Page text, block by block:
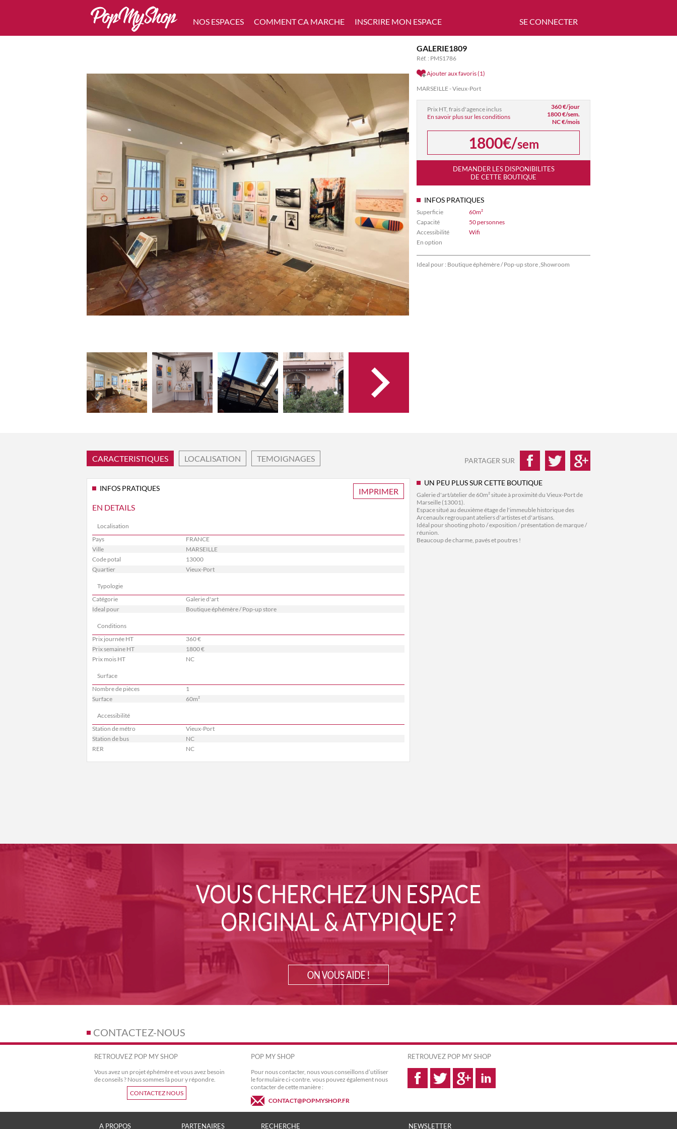
NOS ESPACES COMMENT CA MARCHE INSCRIRE MON ESPACE SE CONNECTER
GALERIE1809
Réf. : PMS1786
Ajouter aux favoris (1)
MARSEILLE - Vieux-Port
Prix HT, frais d'agence inclus
En savoir plus sur les conditions
360 €/jour
1800 €/sem.
NC €/mois
1800€/sem
DEMANDER LES DISPONIBILITES
DE CETTE BOUTIQUE
INFOS PRATIQUES
Superficie
60m²
Capacité
50 personnes
Accessibilité
Wifi
En option
Ideal pour : Boutique éphémère / Pop-up store ,Showroom
CARACTERISTIQUES LOCALISATION TEMOIGNAGES PARTAGER SUR
IMPRIMER
INFOS PRATIQUES
EN DETAILS
Localisation
Pays
FRANCE
Ville
MARSEILLE
Code potal
13000
Quartier
Vieux-Port
Typologie
Catégorie
Galerie d'art
Ideal pour
Boutique éphémère / Pop-up store
Conditions
Prix journée HT
360 €
Prix semaine HT
1800 €
Prix mois HT
NC
Surface
Nombre de pièces
1
Surface
60m²
Accessibilité
Station de métro
Vieux-Port
Station de bus
NC
RER
NC
UN PEU PLUS SUR CETTE BOUTIQUE
Galerie d'art/atelier de 60m² située à proximité du Vieux-Port de
Marseille (13001).
Espace situé au deuxième étage de l'immeuble historique des
Arcenaulx regroupant ateliers d'artistes et d'artisans.
Idéal pour shooting photo / exposition / présentation de marque /
réunion.
Beaucoup de charme, pavés et poutres !
CONTACTEZ-NOUS
RETROUVEZ POP MY SHOP
Vous avez un projet éphémère et vous avez besoin
de conseils ? Nous sommes là pour y répondre.
CONTACTEZ NOUS
POP MY SHOP
Pour nous contacter, nous vous conseillons d’utiliser
le formulaire ci-contre. vous pouvez également nous
contacter de cette manière :
CONTACT@POPMYSHOP.FR
RETROUVEZ POP MY SHOP
A PROPOS PARTENAIRES RECHERCHE NEWSLETTER